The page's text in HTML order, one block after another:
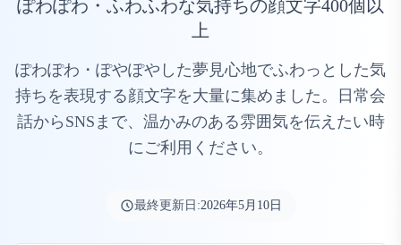
ぽわぽわ・ふわふわな気持ちの顔文字400個以
上
ぽわぽわ・ぽやぽやした夢見心地でふわっとした気
持ちを表現する顔文字を大量に集めました。日常会
話からSNSまで、温かみのある雰囲気を伝えたい時
にご利用ください。
最終更新日:2026年5月10日